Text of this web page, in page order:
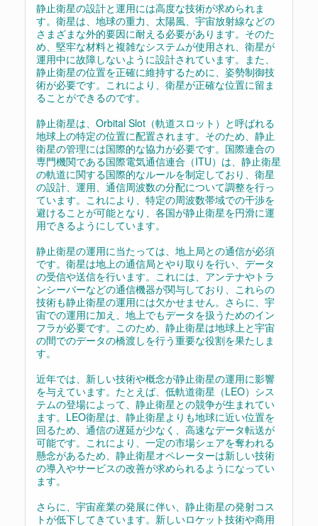
静止衛星の設計と運用には高度な技術が求められま
す。衛星は、地球の重力、太陽風、宇宙放射線などの
さまざまな外的要因に耐える必要があります。そのた
め、堅牢な材料と複雑なシステムが使用され、衛星が
運用中に故障しないように設計されています。また、
静止衛星の位置を正確に維持するために、姿勢制御技
術が必要です。これにより、衛星が正確な位置に留ま
ることができるのです。
静止衛星は、Orbital Slot（軌道スロット）と呼ばれる
地球上の特定の位置に配置されます。そのため、静止
衛星の管理には国際的な協力が必要です。国際連合の
専門機関である国際電気通信連合（ITU）は、静止衛星
の軌道に関する国際的なルールを制定しており、衛星
の設計、運用、通信周波数の分配について調整を行っ
ています。これにより、特定の周波数帯域での干渉を
避けることが可能となり、各国が静止衛星を円滑に運
用できるようにしています。
静止衛星の運用に当たっては、地上局との通信が必須
です。衛星は地上の通信局とやり取りを行い、データ
の受信や送信を行います。これには、アンテナやトラ
ンシーバーなどの通信機器が関与しており、これらの
技術も静止衛星の運用には欠かせません。さらに、宇
宙での運用に加え、地上でもデータを扱うためのイン
フラが必要です。このため、静止衛星は地球上と宇宙
の間でのデータの橋渡しを行う重要な役割を果たしま
す。
近年では、新しい技術や概念が静止衛星の運用に影響
を与えています。たとえば、低軌道衛星（LEO）シス
テムの登場によって、静止衛星との競争が生まれてい
ます。LEO衛星は、静止衛星よりも地球に近い位置を
回るため、通信の遅延が少なく、高速なデータ転送が
可能です。これにより、一定の市場シェアを奪われる
懸念があるため、静止衛星オペレーターは新しい技術
の導入やサービスの改善が求められるようになってい
ます。
さらに、宇宙産業の発展に伴い、静止衛星の発射コス
トが低下してきています。新しいロケット技術や商用